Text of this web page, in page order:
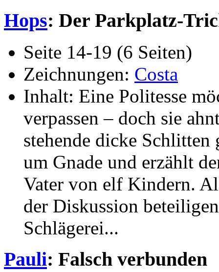
Hops: Der Parkplatz-
Seite 14-19 (6 Seiten)
Zeichnungen: Costa
Inhalt: Eine Politesse
verpassen – doch sie
stehende dicke
um Gnade und erzählt
Vater von elf Kindern.
der Diskussion
Schlägerei...
Pauli: Falsch verbunden